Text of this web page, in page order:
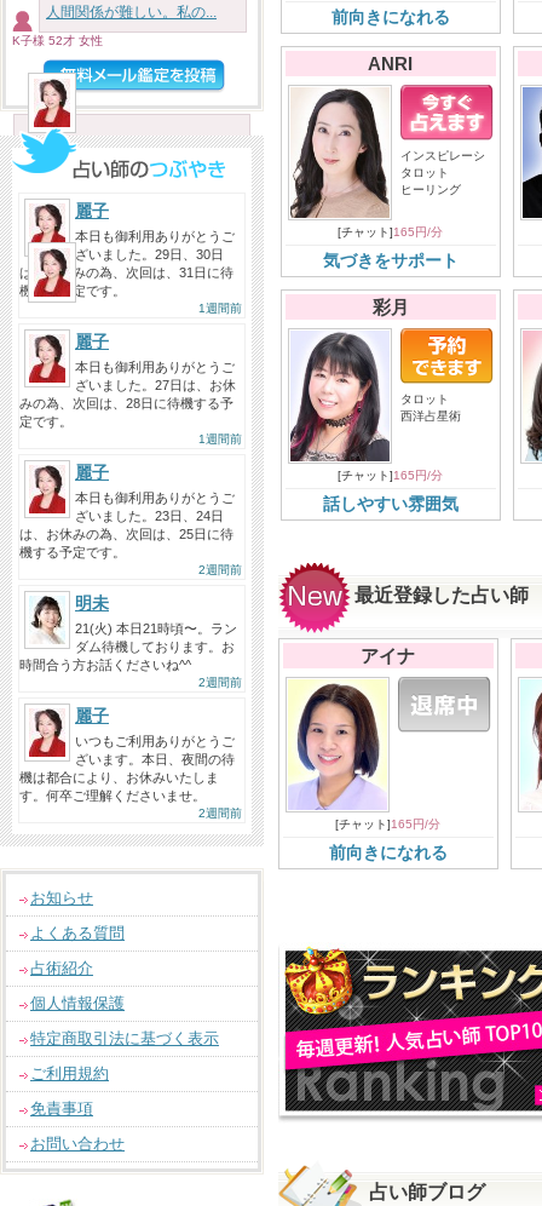
投稿者：ぽんぽき
麗子先生へ
2026/08/05
先日はご相談に乗っていただきあ
りがとうございました！ 安心...
麗子先生へ
2026/08/05
昨日に引き続き今日も麗子先生に
ご相談。 昨日鑑定してもらった...
投稿者：み〜こ
人間関係が難しい。私の...
K子様 52才 女性
麗子
本日も御利用ありがとうご
ざいました。29日、30日
は、お休みの為、次回は、31日に待
機する予定です。
1週間前
麗子
本日も御利用ありがとうご
ざいました。27日は、お休
みの為、次回は、28日に待機する予
定です。
1週間前
麗子
本日も御利用ありがとうご
ざいました。23日、24日
は、お休みの為、次回は、25日に待
機する予定です。
2週間前
明未
21(火) 本日21時頃〜。ラン
ダム待機しております。お
時間合う方お話くださいね^^
2週間前
麗子
いつもご利用ありがとうご
ざいます。本日、夜間の待
機は都合により、お休みいたしま
す。何卒ご理解くださいませ。
2週間前
お知らせ
よくある質問
占術紹介
個人情報保護
特定商取引法に基づく表示
ご利用規約
免責事項
お問い合わせ
前向きになれる
ANRI
インスピレーシ
タロット
ヒーリング
[チャット]165円/分
気づきをサポート
彩月
タロット
西洋占星術
[チャット]165円/分
話しやすい雰囲気
最近登録した占い師
アイナ
[チャット]165円/分
前向きになれる
占い師ブログ